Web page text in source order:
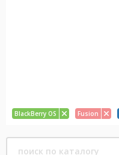
BlackBerry OS Fusion